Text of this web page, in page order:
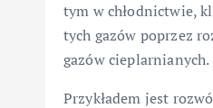
tym w chłodnictwie,
tych gazów poprzez
gazów cieplarnianych.
Przykładem jest